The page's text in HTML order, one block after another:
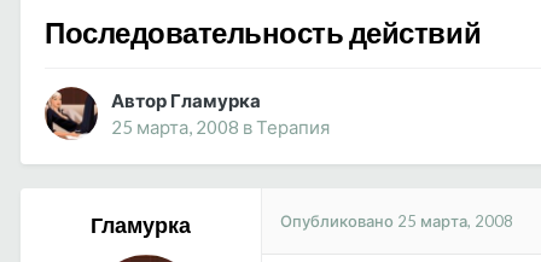
Последовательность действий
Автор Гламурка
25 марта, 2008 вТерапия
Гламурка Опубликовано 25 марта, 2008